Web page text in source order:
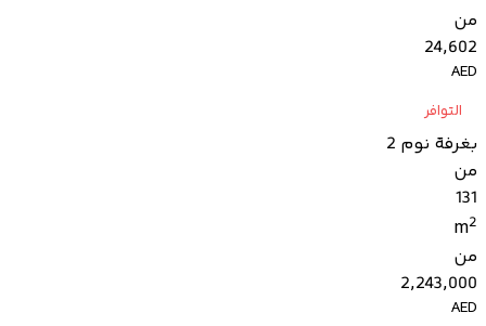
من
24,602
AED
التوافر
بغرفة نوم 2
من
131
m2
من
2,243,000
AED